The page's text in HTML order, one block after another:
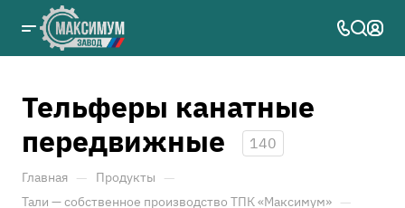
Тельферы канатные
передвижные
140
Главная — Продукты —
Тали — собственное производство ТПК «Максимум» —